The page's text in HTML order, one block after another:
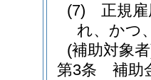
(7)
正規
れ、かつ
(補助対象
第3条
補助